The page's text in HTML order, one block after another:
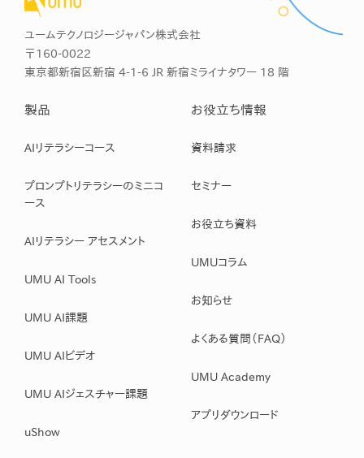
ユームテクノロジージャパン株式会社
〒160-0022
東京都新宿区新宿 4-1-6 JR 新宿ミライナタワー 18 階
製品
AIリテラシーコース
プロンプトリテラシーのミニコ
ース
AIリテラシー アセスメント
UMU AI Tools
UMU AI課題
UMU AIビデオ
UMU AIジェスチャー課題
uShow
お役立ち情報
資料請求
セミナー
お役立ち資料
UMUコラム
お知らせ
よくある質問（FAQ）
UMU Academy
アプリダウンロード